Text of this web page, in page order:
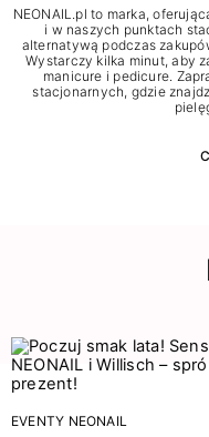
NEONAIL.pl to marka,
i w naszych punktach
alternatywą podczas
Wystarczy kilka minut, aby
manicure i pedicure.
stacjonarnych, gdzie
EVENTY NEONAIL